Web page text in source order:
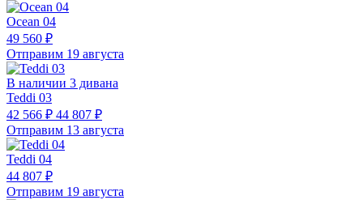
Ocean 04
49 560 ₽
Отправим 19 августа
В наличии 3 дивана
Teddi 03
42 566 ₽ 44 807 ₽
Отправим 13 августа
Teddi 04
44 807 ₽
Отправим 19 августа